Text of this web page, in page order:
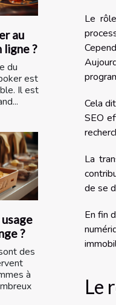
au
ligne ?
du
est
Il est
?
des
à
Le
Cela
SEO
La
de se
En fin
Le